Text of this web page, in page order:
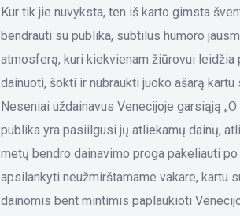
Kur tik jie nuvyksta, ten iš karto gimsta
bendrauti su publika, subtilus humoro
atmosferą, kuri kiekvienam žiūrovui
dainuoti, šokti ir nubraukti juoko ašarą
Neseniai uždainavus Venecijoje garsiąją
publika yra pasiilgusi jų atliekamų dainų,
metų bendro dainavimo proga pakeliauti
apsilankyti neužmirštamame vakare, kartu
dainomis bent mintimis paplaukioti